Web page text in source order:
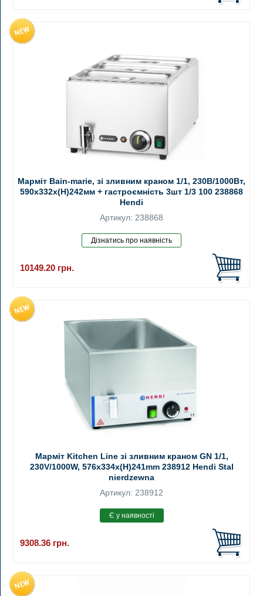
Марміт Bain-marie, зі зливним краном 1/1, 230В/1000Вт,
590x332x(H)242мм + гастроємність 3шт 1/3 100 238868
Hendi
Артикул: 238868
10149.20 грн.
Марміт Kitchen Line зі зливним краном GN 1/1,
230V/1000W, 576x334x(H)241mm 238912 Hendi Stal
nierdzewna
Артикул: 238912
9308.36 грн.